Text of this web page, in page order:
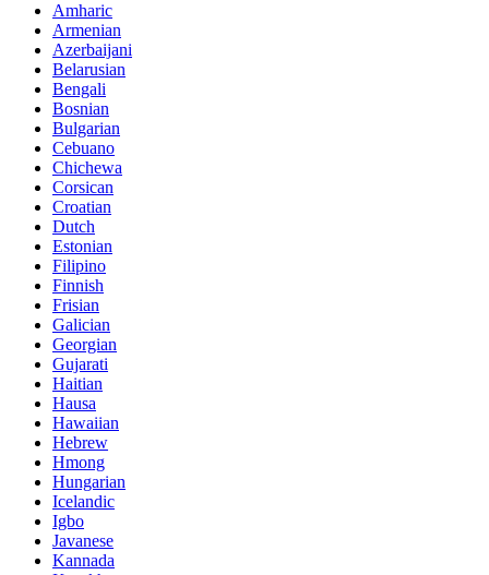
Amharic
Armenian
Azerbaijani
Belarusian
Bengali
Bosnian
Bulgarian
Cebuano
Chichewa
Corsican
Croatian
Dutch
Estonian
Filipino
Finnish
Frisian
Galician
Georgian
Gujarati
Haitian
Hausa
Hawaiian
Hebrew
Hmong
Hungarian
Icelandic
Igbo
Javanese
Kannada